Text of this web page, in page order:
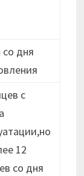
со дня
с
12
cо дня